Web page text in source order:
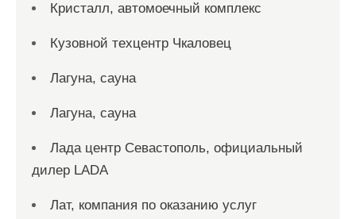
Кристалл, автомоечный комплекс
Кузовной техцентр Чкаловец
Лагуна, сауна
Лагуна, сауна
Лада центр Севастополь, официальный
дилер LADA
Лат, компания по оказанию услуг